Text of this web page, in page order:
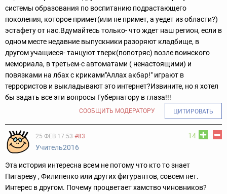
системы образования по воспитанию подрастающего
поколения, которое примет(или не примет, а уедет из области?)
эстафету от нас.Вдумайтесь только- что ждет наш регион, если в
одном месте недавние выпускники разоряют кладбище, в
другом учащиеся- танцуют тверк(попотряс) возле воинского
мемориала, в третьем-с автоматами ( ненастоящими) и
повязками на лбах с криками"Аллах акбар!" играют в
террористов и выкладывают это интернет?Извините, но я хотел
бы задать все эти вопросы Губернатору в глаза!!!
СООБЩИТЬ МОДЕРАТОРУ ЦИТИРОВАТЬ
14
25 ФЕВ 17:53 #83
Учитель2016
Эта история интересна всем не потому что кто то знает
Пигареву , Филипенко или других фигурантов, совсем нет.
Интерес в другом. Почему процветает хамство чиновников?